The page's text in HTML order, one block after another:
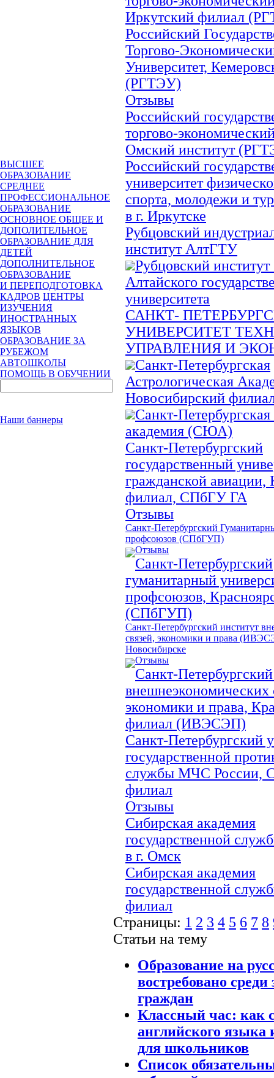
ВЫСШЕЕ
ОБРАЗОВАНИЕ
СРЕДНЕЕ
ПРОФЕССИОНАЛЬНОЕ
ОБРАЗОВАНИЕ
ОСНОВНОЕ ОБЩЕЕ И
ДОПОЛИТЕЛЬНОЕ
ОБРАЗОВАНИЕ ДЛЯ
ДЕТЕЙ
ДОПОЛНИТЕЛЬНОЕ
ОБРАЗОВАНИЕ
И ПЕРЕПОДГОТОВКА
КАДРОВ ЦЕНТРЫ
ИЗУЧЕНИЯ
ИНОСТРАННЫХ
ЯЗЫКОВ
ОБРАЗОВАНИЕ ЗА
РУБЕЖОМ
АВТОШКОЛЫ
ПОМОЩЬ В ОБУЧЕНИИ
Наши баннеры
Иркутский филиал
Российский
Торгово-
Университет,
(РГТЭУ)
Отзывы
Российский
торгово-
Омский институт
Российский
университет
спорта, молодежи и
в г. Иркутске
Рубцовский
институт АлтГТУ
Рубцовский
Алтайского
университета
САНКТ-
УНИВЕРСИТЕТ
УПРАВЛЕНИЯ И
Санкт-Петербургская
Астрологическая
Новосибирский
Санкт-
академия (СЮА)
Санкт-Петербургский
государственный
гражданской авиации,
филиал, СПбГУ ГА
Отзывы
Санкт-Петербургский
профсоюзов (СПбГУП)
Отзывы
Санкт-Петербургский
гуманитарный
профсоюзов,
(СПбГУП)
Санкт-Петербургский институт
связей, экономики и права
Новосибирске
Отзывы
Санкт-
внешнеэкономических
экономики и права,
филиал (ИВЭСЭП)
Санкт-Петербургский
государственной
службы МЧС России,
филиал
Отзывы
Сибирская академия
государственной
в г. Омск
Сибирская академия
государственной
филиал
Страницы: 1 2 3 4 5 6 7 8
Статьи на тему
Образование на
востребовано
граждан
Классный час: как
английского языка
для школьников
Список